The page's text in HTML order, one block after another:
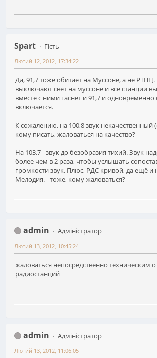
Spart
Гість
Лютий 12, 2012, 17:34:22
Да, 91,7 тоже обитает на Муссоне, а не РТПЦ.
выключают свет на муссоне и все станции
вместе с ними гаснет и 91,7 и одновременно
включается.
К сожалению, на 100,8 звук некачественный
кому писать, жаловаться на качество?
На 103,7 - звук до безобразия тихий. Звук
более чем в 2 раза, чтобы услышать
громкости звук. Плюс, РДС кривой, да ещё и
Мелодия. - тоже, кому жаловаться?
admin
Адміністратор
Лютий 13, 2012, 10:45:24
жаловаться непосредственно техническим
радиостанций
admin
Адміністратор
Лютий 13, 2012, 11:06:05